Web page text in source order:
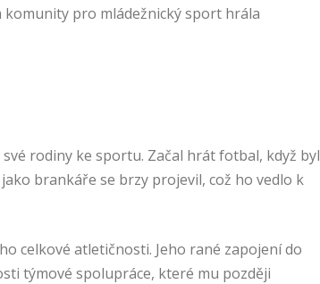
pro mládežnický sport hrála
rodiny ke sportu. Začal hrát fotbal, když byl
brankáře se brzy projevil, což ho vedlo k
celkové atletičnosti. Jeho rané zapojení do
týmové spolupráce, které mu později